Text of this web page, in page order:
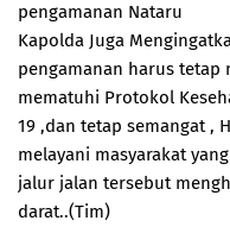
pengamanan Nataru
Kapolda Juga
pengamanan harus tetap
mematuhi Protokol
19 ,dan tetap semangat ,
melayani masyarakat
jalur jalan tersebut
darat..(Tim)